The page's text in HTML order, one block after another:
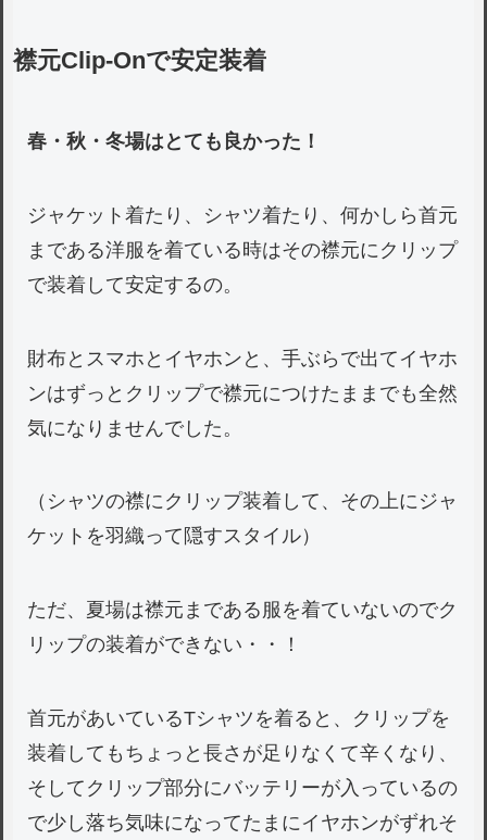
襟元Clip-Onで安定装着
春・秋・冬場はとても良かった！
ジャケット着たり、シャツ着たり、何かしら首元
まである洋服を着ている時はその襟元にクリップ
で装着して安定するの。
財布とスマホとイヤホンと、手ぶらで出てイヤホ
ンはずっとクリップで襟元につけたままでも全然
気になりませんでした。
（シャツの襟にクリップ装着して、その上にジャ
ケットを羽織って隠すスタイル）
ただ、夏場は襟元まである服を着ていないのでク
リップの装着ができない・・！
首元があいているTシャツを着ると、クリップを
装着してもちょっと長さが足りなくて辛くなり、
そしてクリップ部分にバッテリーが入っているの
で少し落ち気味になってたまにイヤホンがずれそ